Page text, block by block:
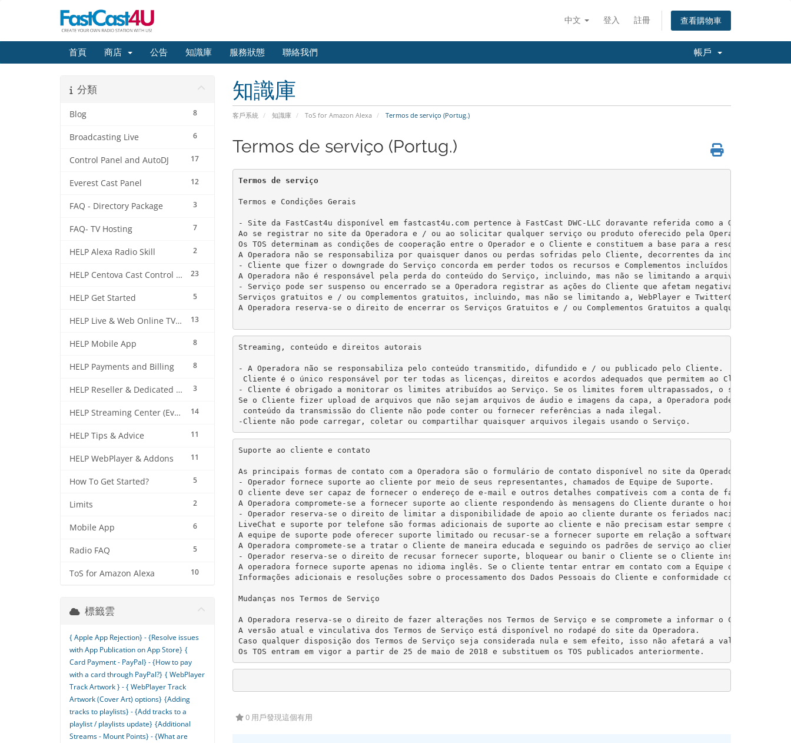
中文 登入 註冊 查看購物車
首頁 商店 公告 知識庫 服務狀態 聯絡我們 帳戶
知識庫
客戶系統 知識庫 ToS for Amazon Alexa Termos de serviço (Portug.)
分類
8
Blog
6
Broadcasting Live
17
Control Panel and AutoDJ
12
Everest Cast Panel
3
FAQ - Directory Package
7
FAQ- TV Hosting
2
HELP Alexa Radio Skill
23
HELP Centova Cast Control Panel
5
HELP Get Started
13
HELP Live & Web Online TV Streaming
8
HELP Mobile App
8
HELP Payments and Billing
3
HELP Reseller & Dedicated Machines
14
HELP Streaming Center (EverestCast) Control Panel
11
HELP Tips & Advice
11
HELP WebPlayer & Addons
5
How To Get Started?
2
Limits
6
Mobile App
5
Radio FAQ
10
ToS for Amazon Alexa
Termos de serviço (Portug.)
Termos de serviço
Termos e Condições Gerais
- Site da FastCast4u disponível em fastcast4u.com pertence à FastCast DWC-LLC doravante referida como a
Ao se registrar no site da Operadora e / ou ao solicitar qualquer serviço ou produto oferecido pela Operadora
Os TOS determinam as condições de cooperação entre o Operador e o Cliente e constituem a base para a resolução
A Operadora não se responsabiliza por quaisquer danos ou perdas sofridas pelo Cliente, decorrentes da
- Cliente que fizer o downgrade do Serviço concorda em perder todos os recursos e Complementos incluídos para o
A Operadora não é responsável pela perda do conteúdo do Serviço, incluindo, mas não se limitando a arquivos
- Serviço pode ser suspenso ou encerrado se a Operadora registrar as ações do Cliente que afetam negativamente a
Serviços gratuitos e / ou complementos gratuitos, incluindo, mas não se limitando a, WebPlayer e TwitterCast,
A Operadora reserva-se o direito de encerrar os Serviços Gratuitos e / ou Complementos Gratuitos a qualquer momento,
Streaming, conteúdo e direitos autorais
- A Operadora não se responsabiliza pelo conteúdo transmitido, difundido e / ou publicado pelo Cliente.
Cliente é o único responsável por ter todas as licenças, direitos e acordos adequados que permitem ao Cliente
- Cliente é obrigado a monitorar os limites atribuídos ao Serviço. Se os limites forem ultrapassados, o serviço pode
Se o Cliente fizer upload de arquivos que não sejam arquivos de áudio e imagens da capa, a Operadora pode remover
conteúdo da transmissão do Cliente não pode conter ou fornecer referências a nada ilegal.
-Cliente não pode carregar, coletar ou compartilhar quaisquer arquivos ilegais usando o Serviço.
Suporte ao cliente e contato
As principais formas de contato com a Operadora são o formulário de contato disponível no site da Operadora e o e-
- Operador fornece suporte ao cliente por meio de seus representantes, chamados de Equipe de Suporte.
O cliente deve ser capaz de fornecer o endereço de e-mail e outros detalhes compatíveis com a conta de
A Operadora compromete-se a fornecer suporte ao cliente respondendo às mensagens do Cliente durante o horário de
- Operador reserva-se o direito de limitar a disponibilidade de apoio ao cliente durante os feriados nacionais,
LiveChat e suporte por telefone são formas adicionais de suporte ao cliente e não precisam estar sempre disponíveis
A equipe de suporte pode oferecer suporte limitado ou recusar-se a fornecer suporte em relação a software,
A Operadora compromete-se a tratar o Cliente de maneira educada e seguindo os padrões de serviço ao cliente
- Operador reserva-se o direito de recusar fornecer suporte, bloquear ou banir o Cliente se o Cliente insultar os
A operadora fornece suporte apenas no idioma inglês. Se o Cliente tentar entrar em contato com a Equipe de Suporte
Informações adicionais e resoluções sobre o processamento dos Dados Pessoais do Cliente e conformidade com o
Mudanças nos Termos de Serviço
A Operadora reserva-se o direito de fazer alterações nos Termos de Serviço e se compromete a informar o Cliente
A versão atual e vinculativa dos Termos de Serviço está disponível no rodapé do site da Operadora.
Caso qualquer disposição dos Termos de Serviço seja considerada nula e sem efeito, isso não afetará a validade de
Os TOS entram em vigor a partir de 25 de maio de 2018 e substituem os TOS publicados anteriormente.
0 用戶發現這個有用
標籤雲
{ Apple App Rejection} - {Resolve issues
with App Publication on App Store} {
Card Payment - PayPal} - {How to pay
with a card through PayPal?} { WebPlayer
Track Artwork } - { WebPlayer Track
Artwork (Cover Art) options} {Adding
tracks to playlists} - {Add tracks to a
playlist / playlists update} {Additional
Streams - Mount Points} - {What are